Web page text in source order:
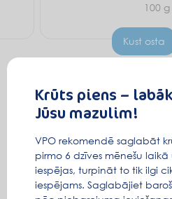
100 g
Kust osta
Krūts piens –
Jūsu mazulim!
VPO rekomendē saglabāt
pirmo 6 dzīves mēnešu
iespējas, turpināt to tik ilgi
iespējams. Saglabājiet